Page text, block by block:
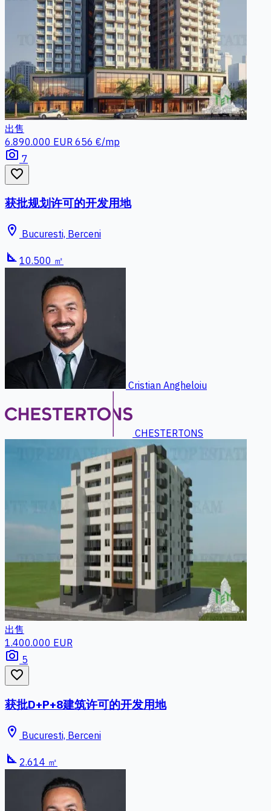
出售
6.890.000 EUR 656 €/mp
photo_camera 7
favorite_border
获批规划许可的开发用地
location_on Bucuresti, Berceni
square_foot 10.500 ㎡
Cristian Angheloiu
CHESTERTONS
出售
1.400.000 EUR
photo_camera 5
favorite_border
获批D+P+8建筑许可的开发用地
location_on Bucuresti, Berceni
square_foot 2.614 ㎡